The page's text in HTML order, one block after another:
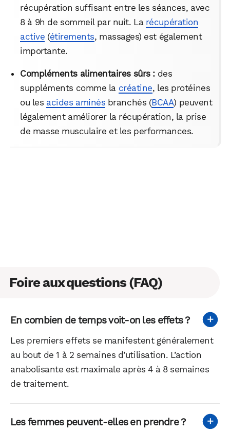
récupération suffisant entre les séances, avec
8 à 9h de sommeil par nuit. La récupération
active (étirements, massages) est également
importante.
Compléments alimentaires sûrs :des
suppléments comme la créatine, les protéines
ou les acides aminés branchés (BCAA) peuvent
légalement améliorer la récupération, la prise
de masse musculaire et les performances.
Foire aux questions (FAQ)
En combien de temps voit-on les effets ?
Les premiers effets se manifestent généralement
au bout de 1 à 2 semaines d’utilisation. L’action
anabolisante est maximale après 4 à 8 semaines
de traitement.
Les femmes peuvent-elles en prendre ?